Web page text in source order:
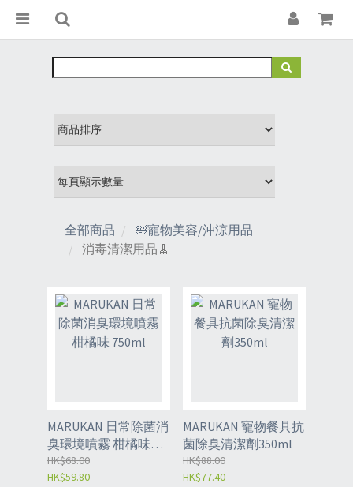
全部商品
🛀寵物美容/沖涼用品
消毒清潔用品🧹
MARUKAN 日常除菌消
臭環境噴霧 柑橘味
750ml
HK$68.00
HK$59.80
MARUKAN 寵物餐具抗
菌除臭清潔劑350ml
HK$88.00
HK$77.40